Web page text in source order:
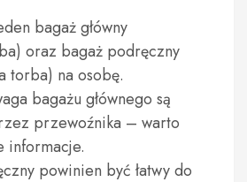
bagaż główny
oraz bagaż podręczny
torba) na osobę.
bagażu głównego są
przewoźnika – warto
informacje.
powinien być łatwy do